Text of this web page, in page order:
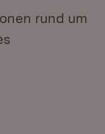
rund um